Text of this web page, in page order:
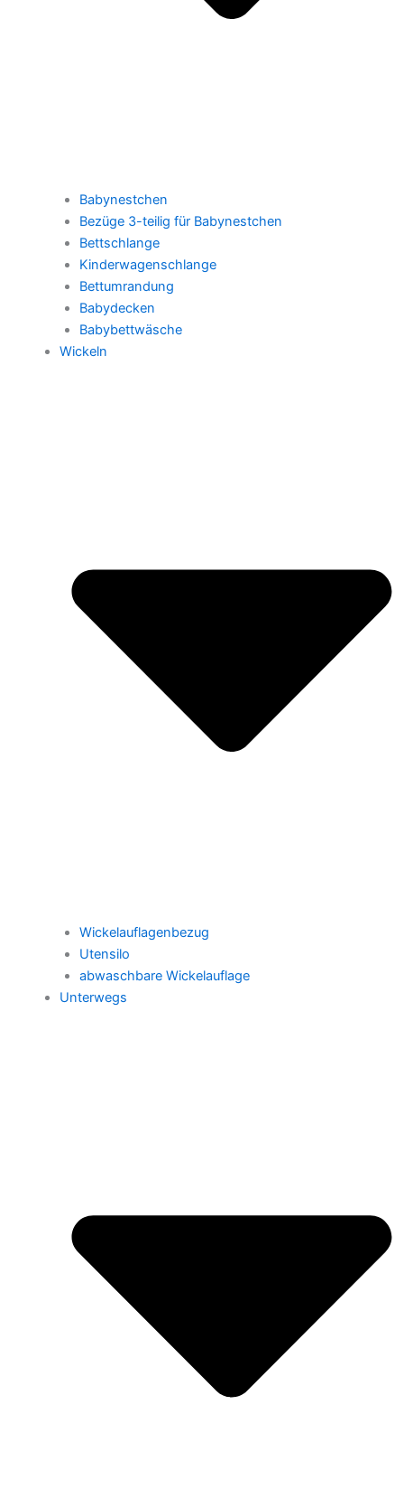
Babynestchen
Bezüge 3-teilig für Babynestchen
Bettschlange
Kinderwagenschlange
Bettumrandung
Babydecken
Babybettwäsche
Wickeln
Wickelauflagenbezug
Utensilo
abwaschbare Wickelauflage
Unterwegs